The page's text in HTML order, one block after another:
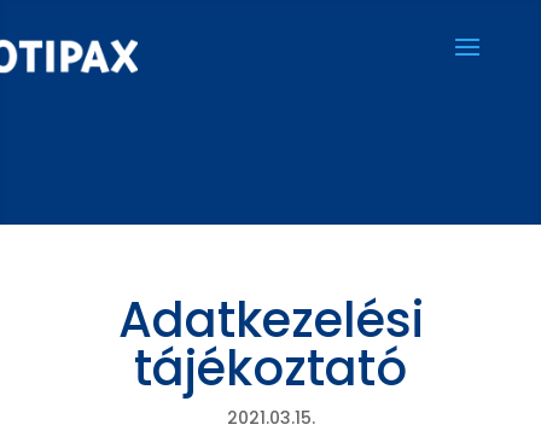
Adatkezelési
tájékoztató
2021.03.15.